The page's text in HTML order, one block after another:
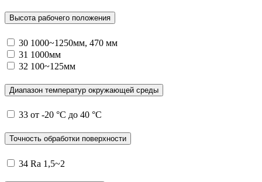
Высота рабочего положения
30 1000~1250мм, 470 мм
31 1000мм
32 100~125мм
Диапазон температур окружающей среды
33 от -20 °C до 40 °C
Точность обработки поверхности
34 Ra 1,5~2